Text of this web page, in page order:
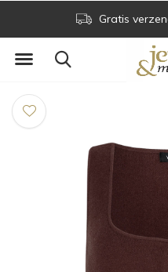
Gratis